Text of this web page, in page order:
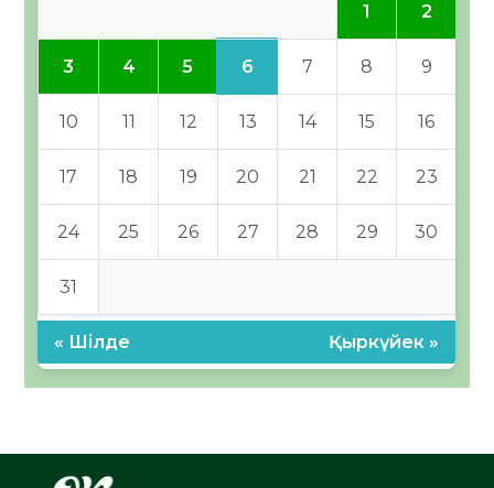
1 2
3 4 5 6 7 8 9
10 11 12 13 14 15 16
17 18 19 20 21 22 23
24 25 26 27 28 29 30
31
« Шілде Қыркүйек »